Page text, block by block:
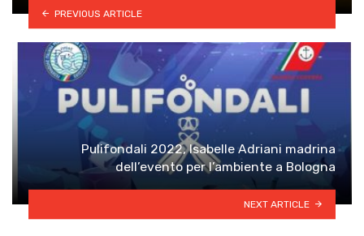
PREVIOUS ARTICLE
Pulifondali 2022, Isabelle Adriani madrina
dell’evento per l’ambiente a Bologna
NEXT ARTICLE